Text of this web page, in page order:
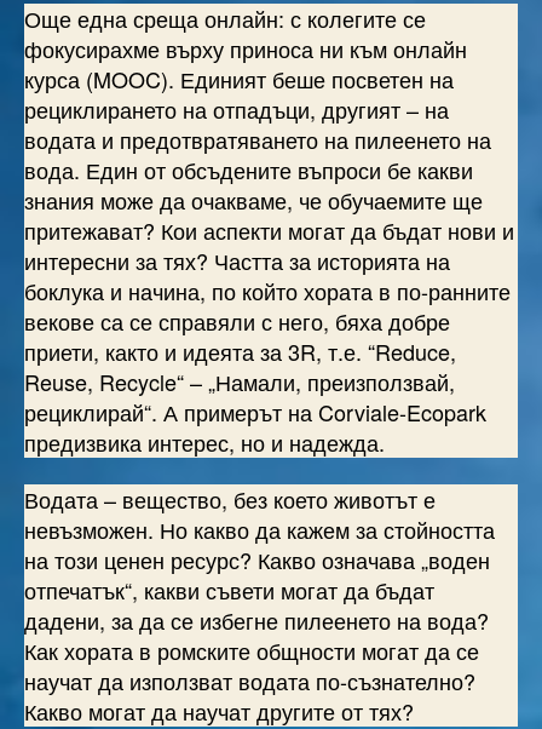
Още една среща онлайн: с колегите се
фокусирахме върху приноса ни към онлайн
курса (MOOC). Единият беше посветен на
рециклирането на отпадъци, другият – на
водата и предотвратяването на пилеенето на
вода. Един от обсъдените въпроси бе какви
знания може да очакваме, че обучаемите ще
притежават? Кои аспекти могат да бъдат нови и
интересни за тях? Частта за историята на
боклука и начина, по който хората в по-ранните
векове са се справяли с него, бяха добре
приети, както и идеята за 3R, т.е. “Reduce,
Reuse, Recycle“ – „Намали, преизползвай,
рециклирай“. А примерът на Corviale-Ecopark
предизвика интерес, но и надежда.
Водата – вещество, без което животът е
невъзможен. Но какво да кажем за стойността
на този ценен ресурс? Какво означава „воден
отпечатък“, какви съвети могат да бъдат
дадени, за да се избегне пилеенето на вода?
Как хората в ромските общности могат да се
научат да използват водата по-съзнателно?
Какво могат да научат другите от тях?